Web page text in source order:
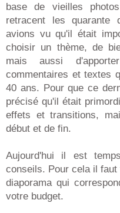
base de vieilles
retracent les quarante
avions vu qu'il était
choisir un thème, de
mais aussi
commentaires et textes
40 ans. Pour que ce
précisé qu'il était
effets et transitions,
début et de fin.
Aujourd'hui il est
conseils. Pour cela il
diaporama qui
votre budget.